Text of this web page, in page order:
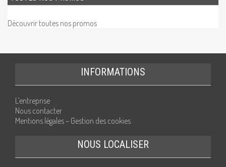
Découvrir toutes nos promos
INFORMATIONS
L’entreprise
Nous contacter
Mentions légales – Gestion des cookies
NOUS LOCALISER